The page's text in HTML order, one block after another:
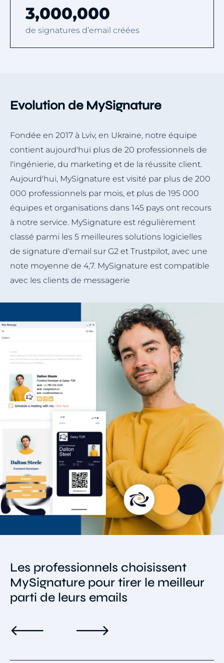
3,000,000
de signatures d’email créées
Evolution de MySignature
Fondée en 2017 à Lviv, en Ukraine, notre équipe
contient aujourd'hui plus de 20 professionnels de
l'ingénierie, du marketing et de la réussite client.
Aujourd'hui, MySignature est visité par plus de 200
000 professionnels par mois, et plus de 195 000
équipes et organisations dans 145 pays ont recours
à notre service. MySignature est régulièrement
classé parmi les 5 meilleures solutions logicielles
de signature d'email sur G2 et Trustpilot, avec une
note moyenne de 4,7. MySignature est compatible
avec les clients de messagerie
Les professionnels choisissent
MySignature pour tirer le meilleur
parti de leurs emails